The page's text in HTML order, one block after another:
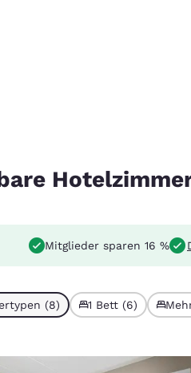
Mitglieder sparen 16 %
(8) 1 Bett (6)